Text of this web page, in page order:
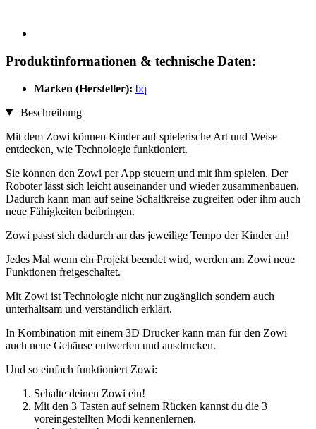
Produktinformationen & technische Daten:
Marken (Hersteller): bq
Beschreibung
Mit dem Zowi können Kinder auf spielerische Art und Weise
entdecken, wie Technologie funktioniert.
Sie können den Zowi per App steuern und mit ihm spielen. Der
Roboter lässt sich leicht auseinander und wieder zusammenbauen.
Dadurch kann man auf seine Schaltkreise zugreifen oder ihm auch
neue Fähigkeiten beibringen.
Zowi passt sich dadurch an das jeweilige Tempo der Kinder an!
Jedes Mal wenn ein Projekt beendet wird, werden am Zowi neue
Funktionen freigeschaltet.
Mit Zowi ist Technologie nicht nur zugänglich sondern auch
unterhaltsam und verständlich erklärt.
In Kombination mit einem 3D Drucker kann man für den Zowi
auch neue Gehäuse entwerfen und ausdrucken.
Und so einfach funktioniert Zowi:
Schalte deinen Zowi ein!
Mit den 3 Tasten auf seinem Rücken kannst du die 3
voreingestellten Modi kennenlernen.